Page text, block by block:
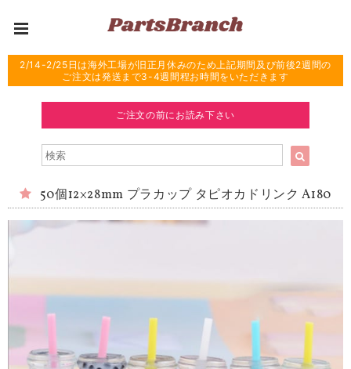
2/14-2/25日は海外工場が旧正月休みのため上記期間及び前後2週間の
ご注文は発送まで3-4週間程お時間をいただきます
ご注文の前にお読み下さい
50個12×28mm プラカップ タピオカドリンク A180